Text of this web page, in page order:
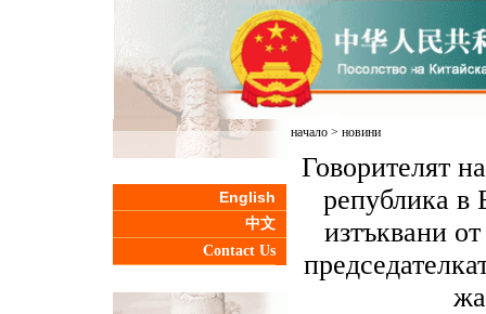
English
中文
Contact Us
начало> новини
Говорителят
република в
изтъквани